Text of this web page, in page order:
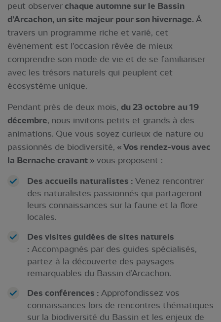
peut observer chaque automne sur le Bassin
d’Arcachon, un site majeur pour son hivernage. À
travers un programme riche et varié, cet
événement est l’occasion rêvée de mieux
comprendre son mode de vie et de se familiariser
avec les trésors naturels qui peuplent cet
écosystème unique.
Pendant près de deux mois, du 23 octobre au 19
décembre, nous invitons petits et grands à des
animations. Que vous soyez curieux de nature ou
passionnés de biodiversité, « Vos rendez-vous avec
la Bernache cravant » vous proposent :
Des accueils naturalistes : Venez rencontrer
des naturalistes passionnés qui partageront
leurs connaissances sur la faune et la flore
locales.
Des visites guidées de sites naturels
: Accompagnés par des guides spécialisés,
partez à la découverte des paysages
remarquables du Bassin d’Arcachon.
Des conférences : Approfondissez vos
connaissances lors de rencontres thématiques
sur la biodiversité du Bassin et les enjeux de